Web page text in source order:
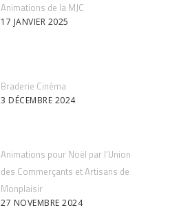
Animations de la MJC
17 JANVIER 2025
Braderie Cinéma
3 DÉCEMBRE 2024
Animations pour Noël par l’Union
des Commerçants et Artisans de
Monplaisir
27 NOVEMBRE 2024